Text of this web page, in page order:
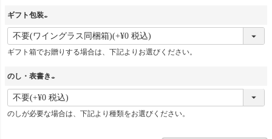
ギフト包装
(
必
)
ギフト箱でお贈りする場合は、下記よりお選びください。
のし・表書き
(
必
のしが必要な場合は、下記より種類をお選びください。